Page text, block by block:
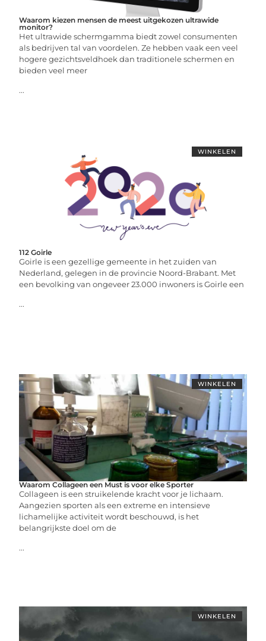
Waarom kiezen mensen de meest uitgekozen ultrawide
monitor?
Het ultrawide schermgamma biedt zowel consumenten
als bedrijven tal van voordelen. Ze hebben vaak een veel
hogere gezichtsveldhoek dan traditionele schermen en
bieden veel meer
...
WINKELEN
112 Goirle
Goirle is een gezellige gemeente in het zuiden van
Nederland, gelegen in de provincie Noord-Brabant. Met
een bevolking van ongeveer 23.000 inwoners is Goirle een
...
WINKELEN
Waarom Collageen een Must is voor elke Sporter
Collageen is een struikelende kracht voor je lichaam.
Aangezien sporten als een extreme en intensieve
lichamelijke activiteit wordt beschouwd, is het
belangrijkste doel om de
...
WINKELEN